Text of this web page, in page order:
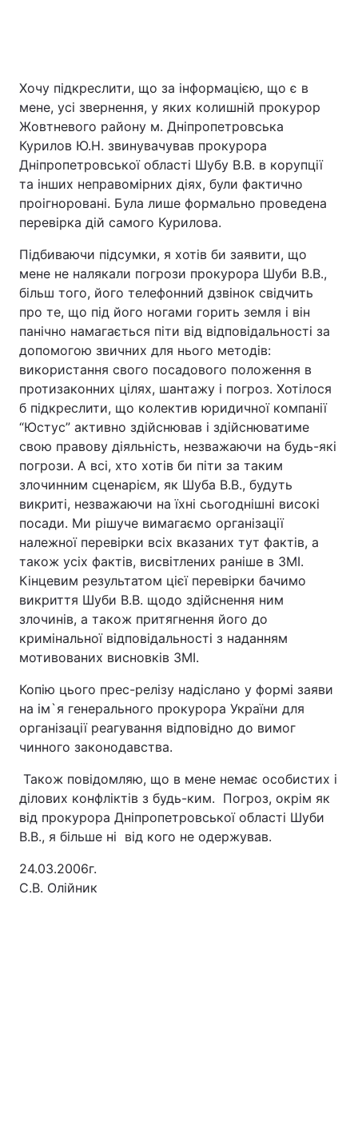
Хочу підкреслити, що за інформацією, що є в
мене, усі звернення, у яких колишній прокурор
Жовтневого району м. Дніпропетровська
Курилов Ю.Н. звинувачував прокурора
Дніпропетровської області Шубу В.В. в корупції
та інших неправомірних діях, були фактично
проігноровані. Була лише формально проведена
перевірка дій самого Курилова.
Підбиваючи підсумки, я хотів би заявити, що
мене не налякали погрози прокурора Шуби В.В.,
більш того, його телефонний дзвінок свідчить
про те, що під його ногами горить земля і він
панічно намагається піти від відповідальності за
допомогою звичних для нього методів:
використання свого посадового положення в
протизаконних цілях, шантажу і погроз. Хотілося
б підкреслити, що колектив юридичної компанії
“Юстус” активно здійснював і здійснюватиме
свою правову діяльність, незважаючи на будь-які
погрози. А всі, хто хотів би піти за таким
злочинним сценарієм, як Шуба В.В., будуть
викриті, незважаючи на їхні сьогоднішні високі
посади. Ми рішуче вимагаємо організації
належної перевірки всіх вказаних тут фактів, а
також усіх фактів, висвітлених раніше в ЗМІ.
Кінцевим результатом цієї перевірки бачимо
викриття Шуби В.В. щодо здійснення ним
злочинів, а також притягнення його до
кримінальної відповідальності з наданням
мотивованих висновків ЗМІ.
Копію цього прес-релізу надіслано у формі заяви
на ім`я генерального прокурора України для
організації реагування відповідно до вимог
чинного законодавства.
Також повідомляю, що в мене немає особистих і
ділових конфліктів з будь-ким. Погроз, окрім як
від прокурора Дніпропетровської області Шуби
В.В., я більше ні від кого не одержував.
С.В. Олійник